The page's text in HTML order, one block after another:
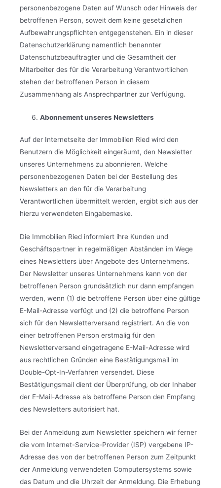
personenbezogene Daten auf Wunsch oder Hinweis der
betroffenen Person, soweit dem keine gesetzlichen
Aufbewahrungspflichten entgegenstehen. Ein in dieser
Datenschutzerklärung namentlich benannter
Datenschutzbeauftragter und die Gesamtheit der
Mitarbeiter des für die Verarbeitung Verantwortlichen
stehen der betroffenen Person in diesem
Zusammenhang als Ansprechpartner zur Verfügung.
Abonnement unseres Newsletters
Auf der Internetseite der Immobilien Ried wird den
Benutzern die Möglichkeit eingeräumt, den Newsletter
unseres Unternehmens zu abonnieren. Welche
personenbezogenen Daten bei der Bestellung des
Newsletters an den für die Verarbeitung
Verantwortlichen übermittelt werden, ergibt sich aus der
hierzu verwendeten Eingabemaske.
Die Immobilien Ried informiert ihre Kunden und
Geschäftspartner in regelmäßigen Abständen im Wege
eines Newsletters über Angebote des Unternehmens.
Der Newsletter unseres Unternehmens kann von der
betroffenen Person grundsätzlich nur dann empfangen
werden, wenn (1) die betroffene Person über eine gültige
E-Mail-Adresse verfügt und (2) die betroffene Person
sich für den Newsletterversand registriert. An die von
einer betroffenen Person erstmalig für den
Newsletterversand eingetragene E-Mail-Adresse wird
aus rechtlichen Gründen eine Bestätigungsmail im
Double-Opt-In-Verfahren versendet. Diese
Bestätigungsmail dient der Überprüfung, ob der Inhaber
der E-Mail-Adresse als betroffene Person den Empfang
des Newsletters autorisiert hat.
Bei der Anmeldung zum Newsletter speichern wir ferner
die vom Internet-Service-Provider (ISP) vergebene IP-
Adresse des von der betroffenen Person zum Zeitpunkt
der Anmeldung verwendeten Computersystems sowie
das Datum und die Uhrzeit der Anmeldung. Die Erhebung